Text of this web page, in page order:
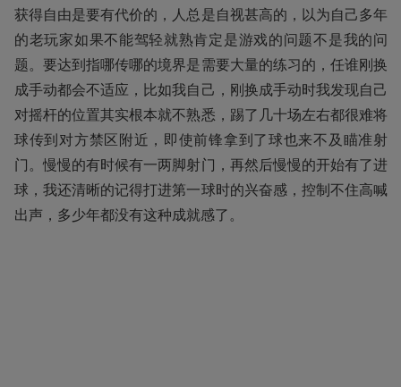
获得自由是要有代价的，人总是自视甚高的，以为自己多年
的老玩家如果不能驾轻就熟肯定是游戏的问题不是我的问
题。要达到指哪传哪的境界是需要大量的练习的，任谁刚换
成手动都会不适应，比如我自己，刚换成手动时我发现自己
对摇杆的位置其实根本就不熟悉，踢了几十场左右都很难将
球传到对方禁区附近，即使前锋拿到了球也来不及瞄准射
门。慢慢的有时候有一两脚射门，再然后慢慢的开始有了进
球，我还清晰的记得打进第一球时的兴奋感，控制不住高喊
出声，多少年都没有这种成就感了。